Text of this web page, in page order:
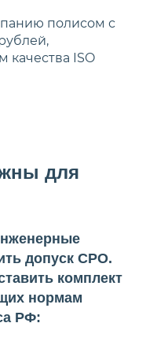
полисом с
ISO
для
допуск СРО.
комплект
нормам
РФ: